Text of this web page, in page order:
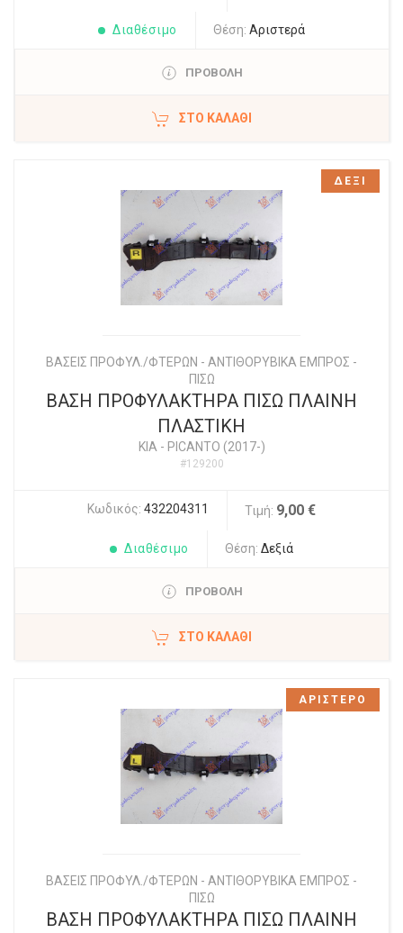
Διαθέσιμο Θέση: Αριστερά
ΠΡΟΒΟΛΗ
ΣΤΟ ΚΑΛΆΘΙ
ΒΑΣΕΙΣ ΠΡΟΦΥΛ./ΦΤΕΡΩΝ - ΑΝΤΙΘΟΡΥΒΙΚΑ ΕΜΠΡΟΣ -
ΠΙΣΩ
ΒΑΣΗ ΠΡΟΦΥΛΑΚΤΗΡΑ ΠΙΣΩ ΠΛΑΙΝΗ
ΠΛΑΣΤΙΚΗ
KIA - PICANTO (2017-)
#129200
Κωδικός: 432204311 Τιμή: 9,00 €
Διαθέσιμο Θέση: Δεξιά
ΠΡΟΒΟΛΗ
ΣΤΟ ΚΑΛΆΘΙ
ΔΕΞΙ
ΒΑΣΕΙΣ ΠΡΟΦΥΛ./ΦΤΕΡΩΝ - ΑΝΤΙΘΟΡΥΒΙΚΑ ΕΜΠΡΟΣ -
ΠΙΣΩ
ΒΑΣΗ ΠΡΟΦΥΛΑΚΤΗΡΑ ΠΙΣΩ ΠΛΑΙΝΗ
ΑΡΙΣΤΕΡΟ